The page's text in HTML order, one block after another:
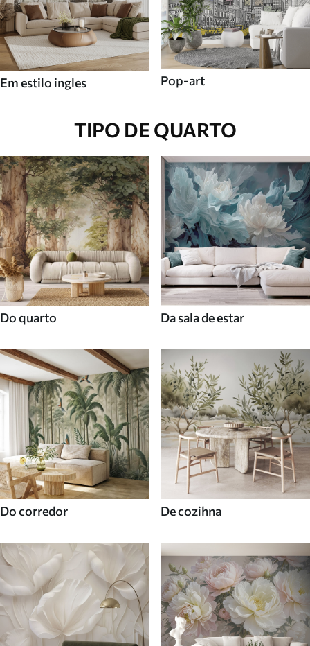
Em estilo ingles Pop-art
TIPO DE QUARTO
Do quarto Da sala de estar
Do corredor De cozihna